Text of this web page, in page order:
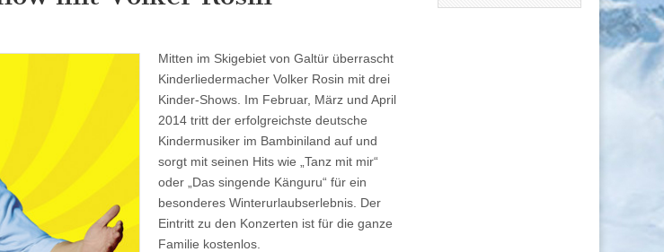
Mitten im Skigebiet von Galtür überrascht
Kinderliedermacher Volker Rosin mit drei
Kinder-Shows. Im Februar, März und April
2014 tritt der erfolgreichste deutsche
Kindermusiker im Bambiniland auf und
sorgt mit seinen Hits wie „Tanz mit mir“
oder „Das singende Känguru“ für ein
besonderes Winterurlaubserlebnis. Der
Eintritt zu den Konzerten ist für die ganze
Familie kostenlos.